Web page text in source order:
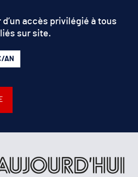
accès privilégié à tous
sur site.
AN